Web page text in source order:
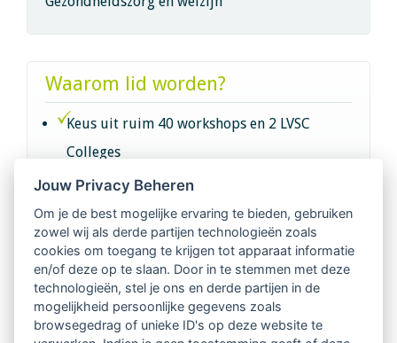
Waarom lid worden?
Keus uit ruim 40 workshops en 2 LVSC
Colleges
Intervisie met geregistreerde vakgenoten
Netwerk van 2100 professionals in 14
regio's
Vindbaar voor opdrachtgevers
Jouw Privacy Beheren
Om je de best mogelijke ervaring te bieden, gebruiken
zowel wij als derde partijen technologieën zoals
cookies om toegang te krijgen tot apparaat informatie
en/of deze op te slaan. Door in te stemmen met deze
technologieën, stel je ons en derde partijen in de
mogelijkheid persoonlijke gegevens zoals
browsegedrag of unieke ID's op deze website te